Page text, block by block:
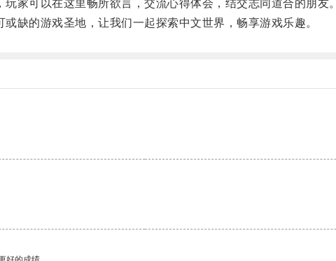
可以在这里畅所欲言，交流心得体会，结交志同道合的朋友。
的游戏圣地，让我们一起探索中文世界，畅享游戏乐趣。